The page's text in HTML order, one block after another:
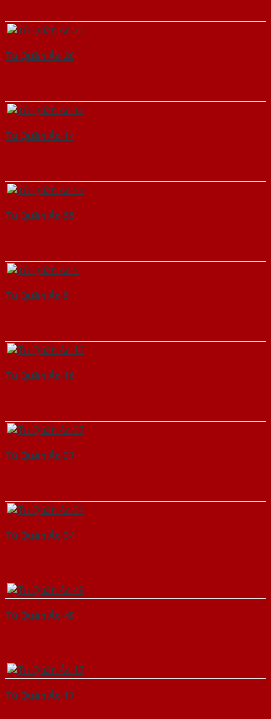
Tủ Quần Áo 26
Tủ Quần Áo 14
Tủ Quần Áo 55
Tủ Quần Áo 5
Tủ Quần Áo 16
Tủ Quần Áo 37
Tủ Quần Áo 34
Tủ Quần Áo 49
Tủ Quần Áo 17